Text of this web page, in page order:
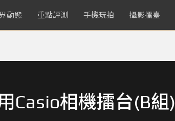
動態 重點評測 手機玩拍 攝影擂臺
Casio相機擂台(B組)